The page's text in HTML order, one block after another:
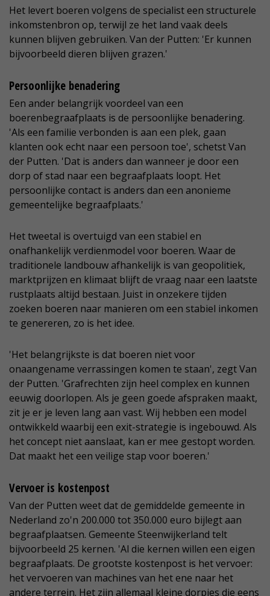
Het levert boeren volgens de specialist een structurele
inkomstenbron op, terwijl ze het land vaak deels
kunnen blijven gebruiken. Van der Putten: 'Er kunnen
bijvoorbeeld dieren blijven grazen.'
Persoonlijke benadering
Een ander belangrijk voordeel van een
boerenbegraafplaats is de persoonlijke benadering.
'Als een familie verbonden is aan een plek, gaan
klanten ook echt naar een persoon toe', schetst Van
der Putten. 'Dat is anders dan wanneer je door een
dorp of stad naar een begraafplaats loopt. Het
persoonlijke contact is anders dan een anonieme
gemeentelijke begraafplaats.'
Het tweetal is overtuigd van een stabiel en
onafhankelijk verdienmodel voor boeren. Waar de
traditionele landbouw afhankelijk is van geopolitiek,
marktprijzen en klimaat blijft de vraag naar een laatste
rustplaats altijd bestaan. Juist in onzekere tijden
zoeken boeren naar manieren om een stabiel inkomen
te genereren, zo is het idee.
'Het belangrijkste is dat boeren niet voor
onaangename verrassingen komen te staan', zegt Van
der Putten. 'Grafrechten zijn heel complex en kunnen
eeuwig doorlopen. Als je geen goede afspraken maakt,
zit je er je leven lang aan vast. Wij hebben een model
ontwikkeld waarbij een exit-strategie is ingebouwd. Als
het concept niet aanslaat, kan er mee gestopt worden.
Dat maakt het een veilige stap voor boeren.'
Vervoer is kostenpost
Van der Putten weet dat de gemiddelde gemeente in
Nederland zo'n 200.000 tot 350.000 euro bijlegt aan
begraafplaatsen. Gemeente Steenwijkerland telt
bijvoorbeeld 25 kernen. 'Al die kernen willen een eigen
begraafplaats. De grootste kostenpost is het vervoer:
het vervoeren van machines van het ene naar het
andere terrein. Het zijn allemaal kleine dorpjes die eens